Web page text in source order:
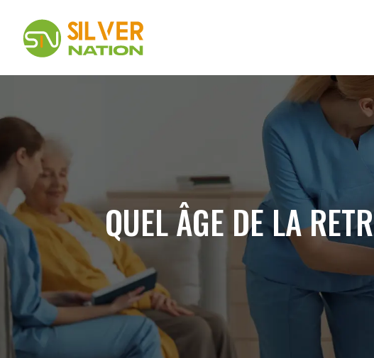
QUEL ÂGE DE LA